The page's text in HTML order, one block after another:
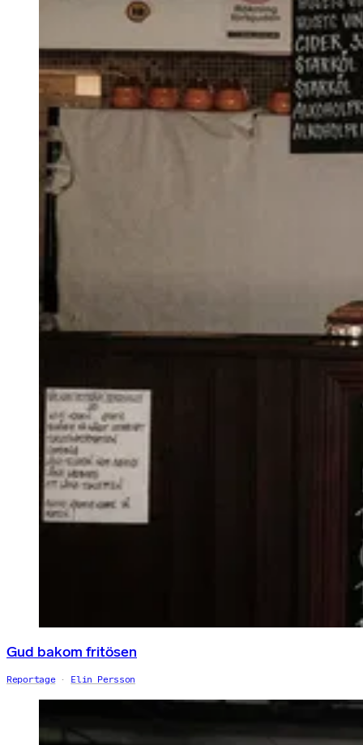
Gud bakom fritösen
Reportage Elin Persson